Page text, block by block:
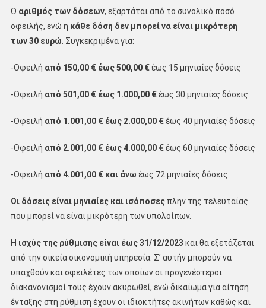
Ο αριθμός των δόσεων, εξαρτάται από το συνολικό ποσό
οφειλής, ενώ η κάθε δόση δεν μπορεί να είναι μικρότερη
των 30 ευρώ . Συγκεκριμένα για:
-Οφειλή από 150,00 € έως 500,00 €έως 15 μηνιαίες δόσεις
-Οφειλή από 501,00 € έως 1.000,00 €έως 30 μηνιαίες δόσεις
-Οφειλή από 1.001,00 € έως 2.000,00 €έως 40 μηνιαίες δόσεις
-Οφειλή από 2.001,00 € έως 4.000,00 €έως 60 μηνιαίες δόσεις
-Οφειλή από 4.001,00 € και άνω έως 72 μηνιαίες δόσεις
Οι δόσεις είναι μηνιαίες και ισόποσεςπλην της τελευταίας
που μπορεί να είναι μικρότερη των υπολοίπων.
Η ισχύς της ρύθμισης είναι έως 31/12/2023 και θα εξετάζεται
από την οικεία οικονομική υπηρεσία. Σ’ αυτήν μπορούν να
υπαχθούν και οφειλέτες των οποίων οι προγενέστεροι
διακανονισμοί τους έχουν ακυρωθεί, ενώ δικαίωμα για αίτηση
ένταξης στη ρύθμιση έχουν οι ιδιοκτήτες ακινήτων καθώς και